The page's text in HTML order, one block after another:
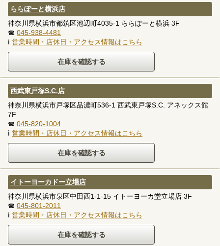
ららぽーと横浜店
神奈川県横浜市都筑区池辺町4035-1 ららぽーと横浜 3F
☎ 045-938-4481
ℹ 営業時間・店休日・アクセス情報はこちら
西武東戸塚S.C.店
神奈川県横浜市戸塚区品濃町536-1 西武東戸塚S.C. アネックス館
7F
☎ 045-820-1004
ℹ 営業時間・店休日・アクセス情報はこちら
イトーヨーカドー立場店
神奈川県横浜市泉区中田西1-1-15 イトーヨーカ堂立場店 3F
☎ 045-801-2011
ℹ 営業時間・店休日・アクセス情報はこちら